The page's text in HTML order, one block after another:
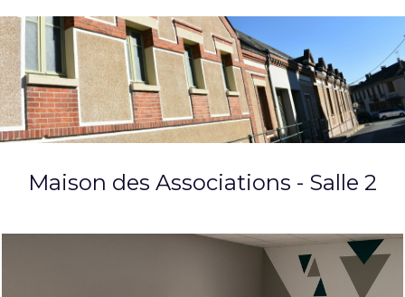
Maison des Associations - Salle 2